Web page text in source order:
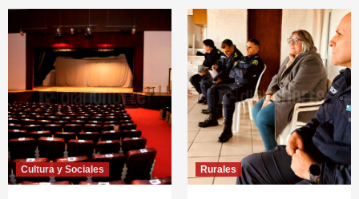
Cultura y Sociales Rurales